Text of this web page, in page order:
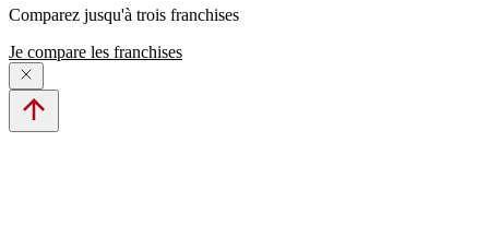
Comparez jusqu'à trois franchises
Je compare les franchises